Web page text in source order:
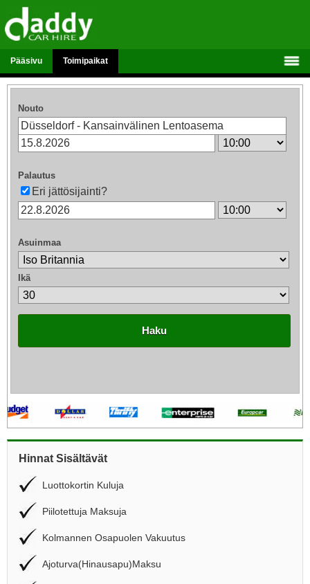
Pääsivu Toimipaikat
Nouto
Palautus
Eri jättösijainti?
Asuinmaa
Ikä
Haku
Hinnat Sisältävät
Luottokortin Kuluja
Piilotettuja Maksuja
Kolmannen Osapuolen Vakuutus
Ajoturva(Hinausapu)Maksu